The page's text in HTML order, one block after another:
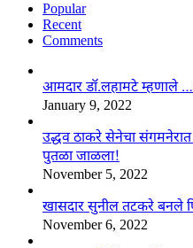
Popular
Recent
Comments
आमदार डॉ.लहामटे म्हणाले
January 9, 2022
उद्धव ठाकरे सेनेचा संगमनेरात
पुतळा जाळला!
November 5, 2022
खासदार सुनील तटकरे बनले
November 6, 2022